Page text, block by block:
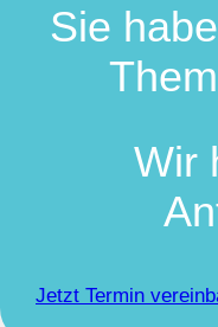
Sie
Wir
Jetzt Termin